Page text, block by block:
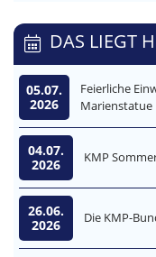
DAS LIEGT
05.07.
2026
Feierliche
Marienstatue
04.07.
2026
KMP
26.06.
2026
Die KMP-